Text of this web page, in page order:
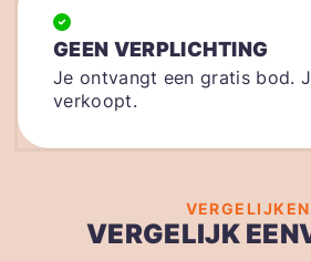
GEEN VERPLICHTING
Je ontvangt een gratis bod.
verkoopt.
VERGELIJKEN
VERGELIJK